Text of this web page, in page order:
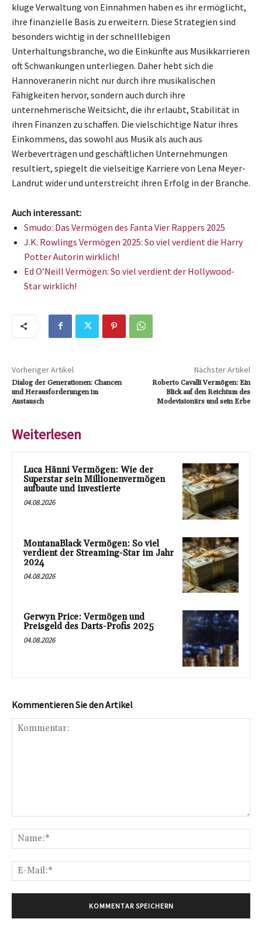
kluge Verwaltung von Einnahmen haben es ihr ermöglicht,
ihre finanzielle Basis zu erweitern. Diese Strategien sind
besonders wichtig in der schnelllebigen
Unterhaltungsbranche, wo die Einkünfte aus Musikkarrieren
oft Schwankungen unterliegen. Daher hebt sich die
Hannoveranerin nicht nur durch ihre musikalischen
Fähigkeiten hervor, sondern auch durch ihre
unternehmerische Weitsicht, die ihr erlaubt, Stabilität in
ihren Finanzen zu schaffen. Die vielschichtige Natur ihres
Einkommens, das sowohl aus Musik als auch aus
Werbeverträgen und geschäftlichen Unternehmungen
resultiert, spiegelt die vielseitige Karriere von Lena Meyer-
Landrut wider und unterstreicht ihren Erfolg in der Branche.
Auch interessant:
Smudo: Das Vermögen des Fanta Vier Rappers 2025
J.K. Rowlings Vermögen 2025: So viel verdient die Harry
Potter Autorin wirklich!
Ed O’Neill Vermögen: So viel verdient der Hollywood-
Star wirklich!
Vorheriger Artikel
Dialog der Generationen: Chancen
und Herausforderungen im
Austausch
Nächster Artikel
Roberto Cavalli Vermögen: Ein
Blick auf den Reichtum des
Modevisionärs und sein Erbe
Weiterlesen
Luca Hänni Vermögen: Wie der
Superstar sein Millionenvermögen
aufbaute und investierte
04.08.2026
MontanaBlack Vermögen: So viel
verdient der Streaming-Star im Jahr
2024
04.08.2026
Gerwyn Price: Vermögen und
Preisgeld des Darts-Profis 2025
04.08.2026
Kommentieren Sie den Artikel